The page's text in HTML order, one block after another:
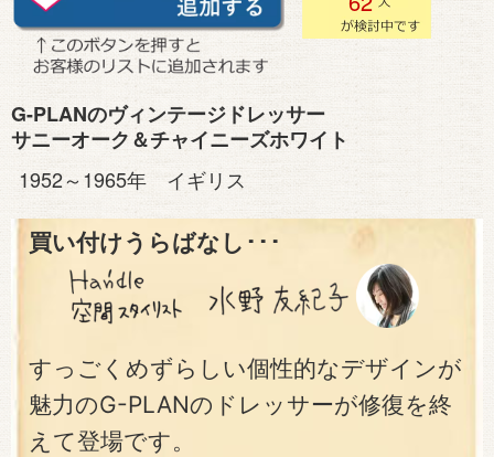
G-PLANのヴィンテージドレッサー
サニーオーク＆チャイニーズホワイト
1952～1965年 イギリス
買い付けうらばなし･･･
すっごくめずらしい個性的なデザインが
魅力のG-PLANのドレッサーが修復を終
えて登場です。